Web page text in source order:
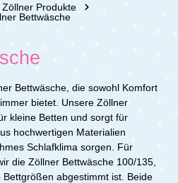
Zöllner Produkte
Bettwäsche
Bettwäsche, die sowohl Komfort
bietet. Unsere Zöllner
kleine Betten und sorgt für
hochwertigen Materialien
Schlafklima sorgen. Für
die Zöllner Bettwäsche 100/135,
abgestimmt ist. Beide